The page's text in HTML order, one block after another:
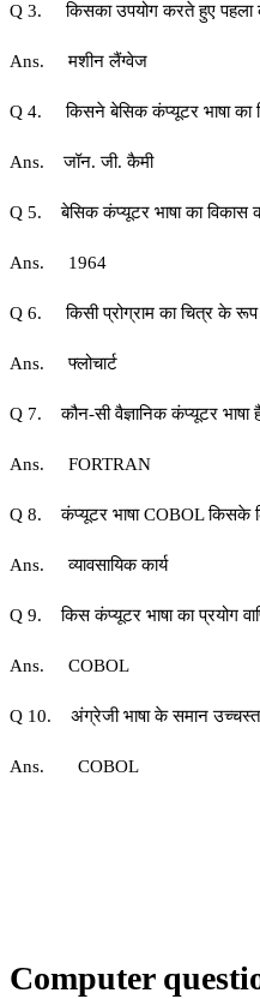
Q 3. किसका उपयोग करते हुए पहला
Ans. मशीन लैंग्वेज
Q 4. किसने बेसिक कंप्यूटर भाषा का
Ans. जॉन. जी. कैमी
Q 5. बेसिक कंप्यूटर भाषा का विकास
Ans. 1964
Q 6. किसी प्रोग्राम का चित्र के रूप
Ans. फ्लोचार्ट
Q 7. कौन-सी वैज्ञानिक कंप्यूटर भाषा
Ans. FORTRAN
Q 8. कंप्यूटर भाषा COBOL किसके
Ans. व्यावसायिक कार्य
Q 9. किस कंप्यूटर भाषा का प्रयोग
Ans. COBOL
Q 10. अंग्रेजी भाषा के समान
Ans. COBOL
Computer